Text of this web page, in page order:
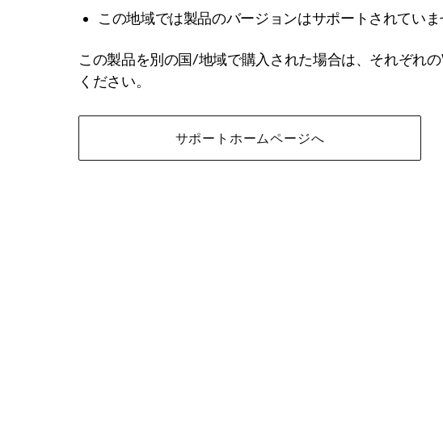
この地域では製品のバージョンはサポートされていま
この製品を別の国/地域で購入された場合は、それぞれ
ください。
サポートホームページへ